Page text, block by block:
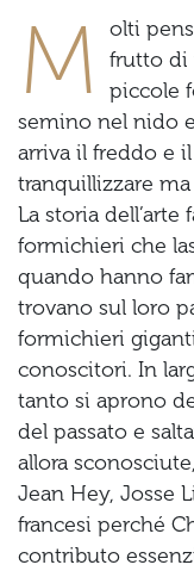
M
olti
frutto di
piccole
semino nel nido
arriva il freddo e
tranquillizzare
La storia dell’arte
formichieri che
quando hanno
trovano sul loro
formichieri
conoscitori. In
tanto si aprono
del passato e
allora
Jean Hey, Josse
francesi perché
contributo